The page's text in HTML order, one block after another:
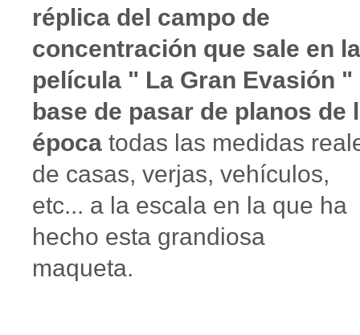
réplica del campo de
concentración que sale en la
película " La Gran Evasión "
base de pasar de planos de
época todas las medidas
de casas, verjas, vehículos,
etc... a la escala en la que ha
hecho esta grandiosa
maqueta.